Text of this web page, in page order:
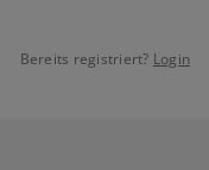
Bereits registriert? Login